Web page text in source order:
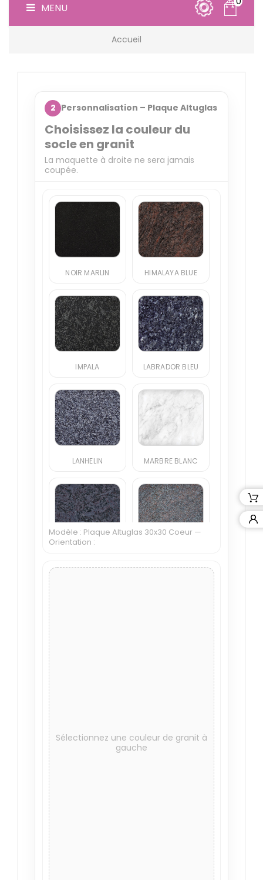
MENU
Accueil
2 Personnalisation – Plaque Altuglas
Choisissez la couleur du
socle en granit
La maquette à droite ne sera jamais
coupée.
NOIR MARLIN HIMALAYA BLUE
IMPALA LABRADOR BLEU
LANHELIN MARBRE BLANC
TARN VERT TROPICAL
Modèle : Plaque Altuglas 30x30 Coeur —
Orientation :
Sélectionnez une couleur de granit à
gauche